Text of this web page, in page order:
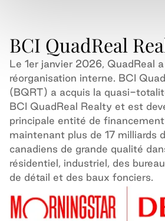
BCI QuadReal
Le 1er janvier 2026, QuadReal
réorganisation interne. BCI
(BQRT) a acquis la quasi-
BCI QuadReal Realty et est
principale entité de
maintenant plus de 17 milliards
canadiens de grande qualité
résidentiel, industriel, des
de détail et des baux fonciers.